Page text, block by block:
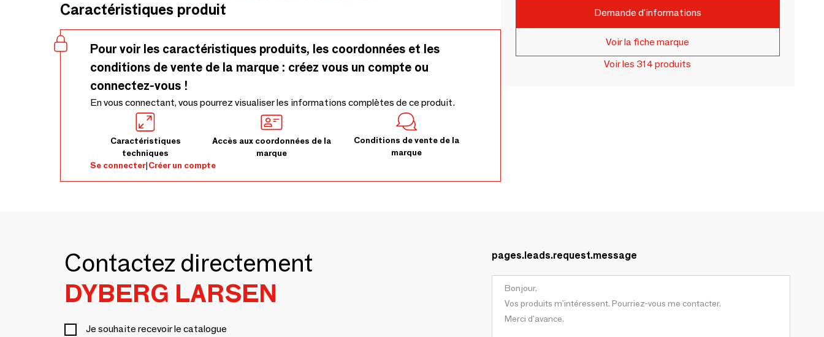
Caractéristiques produit
Pour voir les caractéristiques produits, les coordonnées et les
conditions de vente de la marque : créez vous un compte ou
connectez-vous !
En vous connectant, vous pourrez visualiser les informations complètes de ce produit.
Caractéristiques
techniques
Accès aux coordonnées de la
marque
Conditions de vente de la
marque
Se connecter|Créer un compte
Demande d'informations
Voir la fiche marque
Voir les 314 produits
Contactez directement
DYBERG LARSEN
Je souhaite recevoir le catalogue
pages.leads.request.message